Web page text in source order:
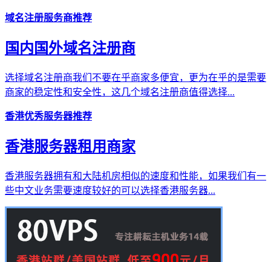
域名注册服务商推荐
国内国外域名注册商
选择域名注册商我们不要在乎商家多便宜，更为在乎的是需要
商家的稳定性和安全性，这几个域名注册商值得选择...
香港优秀服务器推荐
香港服务器租用商家
香港服务器拥有和大陆机房相似的速度和性能，如果我们有一
些中文业务需要速度较好的可以选择香港服务器...